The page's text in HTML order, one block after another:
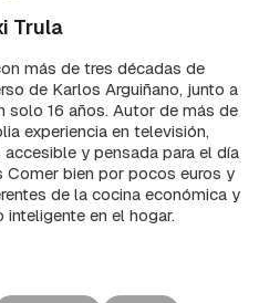
Trula
más de tres décadas de
de Karlos Arguiñano, junto a
solo 16 años. Autor de más de
experiencia en televisión,
y pensada para el día
bien por pocos euros y
de la cocina económica y
en el hogar.